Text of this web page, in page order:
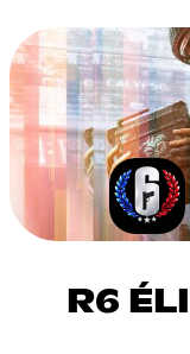
R6